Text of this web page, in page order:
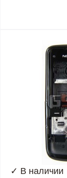
✓ В наличии